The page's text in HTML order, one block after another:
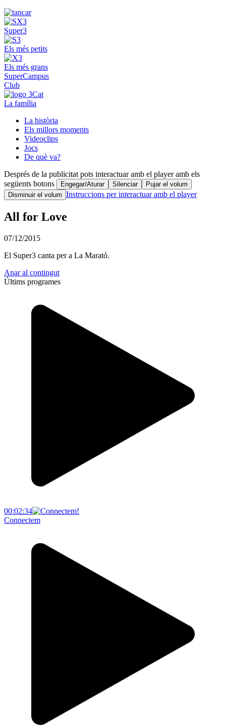
Super3
Els més petits
Els més grans
SuperCampus
Club
La família
La història
Els millors moments
Videoclips
Jocs
De què va?
Després de la publicitat pots interactuar amb el player amb els
següents botons
Engegar/Aturar Silenciar
Pujar el volum
Disminuir el volum Instruccions per interactuar amb el player
All for Love
07/12/2015
El Super3 canta per a La Marató.
Anar al contingut
Últims programes
00:02:34
Connectem